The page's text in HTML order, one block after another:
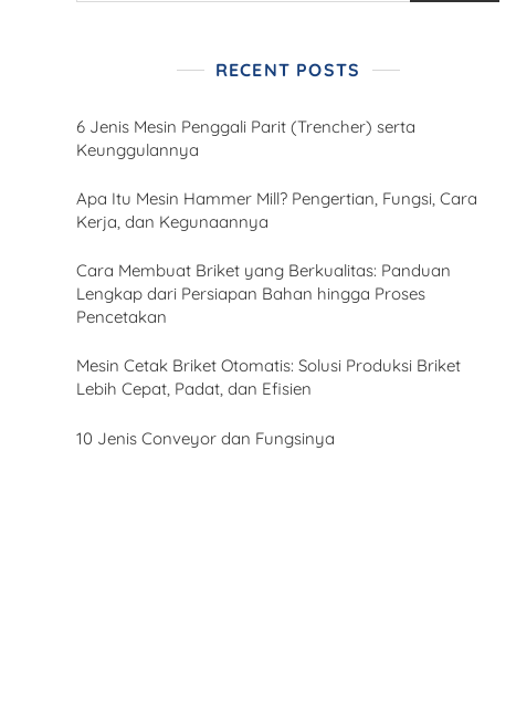
RECENT POSTS
6 Jenis Mesin Penggali Parit (Trencher) serta
Keunggulannya
Apa Itu Mesin Hammer Mill? Pengertian, Fungsi, Cara
Kerja, dan Kegunaannya
Cara Membuat Briket yang Berkualitas: Panduan
Lengkap dari Persiapan Bahan hingga Proses
Pencetakan
Mesin Cetak Briket Otomatis: Solusi Produksi Briket
Lebih Cepat, Padat, dan Efisien
10 Jenis Conveyor dan Fungsinya